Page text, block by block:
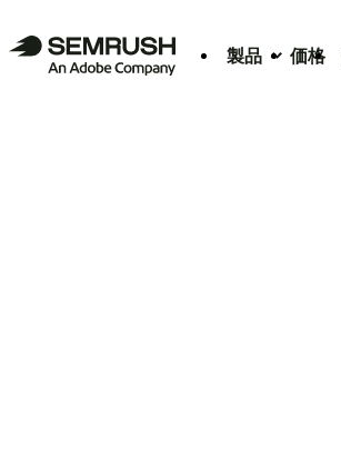
製品 価格